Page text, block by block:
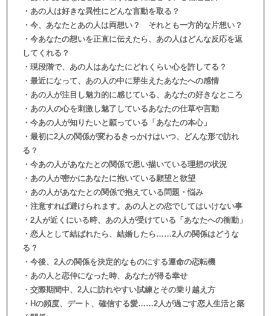
・あの人は好きな異性にどんな言動を取る？
・今、あなたとあの人は両想い？ それとも一方的な片想い？
・今あなたの想いを正直に伝えたら、あの人はどんな反応を返
してくれる？
・現段階で、あの人はあなたにどれくらい心を許してる？
・最近になって、あの人の中に芽生えたあなたへの感情
・あの人が注目し魅力的に感じている、あなたの好きなところ
・あの人の心を刺激し魅了しているあなたの仕草や言動
・今あの人が知りたいと願っている「あなたの本心」
・最初に2人の関係が変わるきっかけはいつ、どんな形で訪れ
る？
・今あの人があなたとの関係で思い描いている理想の状況
・あの人が密かにあなたに抱いている願望と欲望
・あの人があなたとの関係で抱えている問題・悩み
・注意すれば避けられます。あの人との恋でしてはいけない事
・2人が近くにいる時、あの人が受けている「あなたへの衝動」
・恋人として結ばれたら、結婚したら……2人の関係はどうな
る？
・今後、2人の関係を決定的なものにする運命の恋転機
・あの人と恋仲になった時、あなたが得る幸せ
・交際期間中、2人に訪れやすい試練とその乗り越え方
・Hの頻度、デート、確信する愛……2人が過ごす恋人生活と築